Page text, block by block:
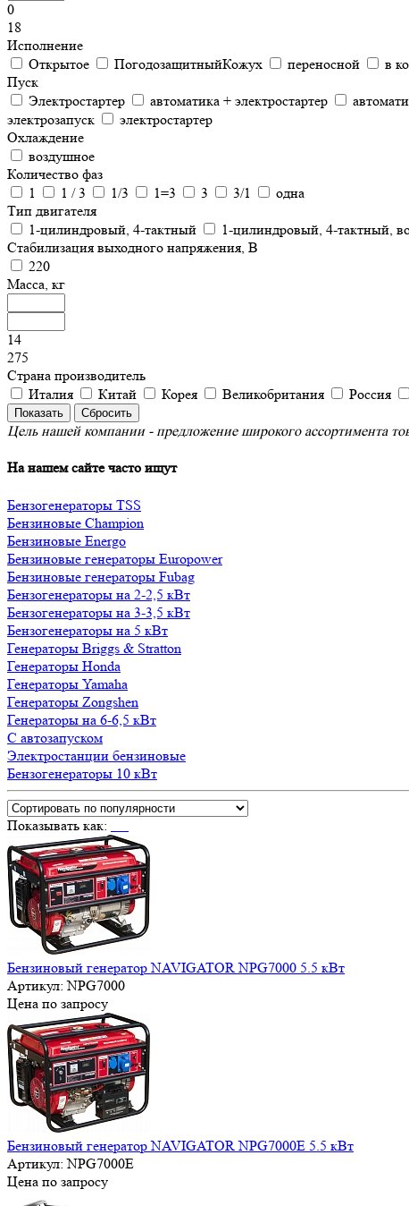
0
18
Исполнение
Открытое
ПогодозащитныйКожух переносной в
Пуск
Электростартер
автоматика + электростартер
электрозапуск
электростартер
Охлаждение
воздушное
Количество фаз
1
1 / 3 1/3 1=3 3 3/1
одна
Тип двигателя
1-цилиндровый, 4-тактный
1-цилиндровый, 4-тактный,
Стабилизация выходного напряжения, В
220
Масса, кг
14
275
Страна производитель
Италия
Китай Корея Великобритания Россия
Цель нашей компании - предложение широкого ассортимента
На нашем сайте часто ищут
Бензогенераторы TSS
Бензиновые Champion
Бензиновые Energo
Бензиновые генераторы Europower
Бензиновые генераторы Fubag
Бензогенераторы на 2-2,5 кВт
Бензогенераторы на 3-3,5 кВт
Бензогенераторы на 5 кВт
Генераторы Briggs & Stratton
Генераторы Honda
Генераторы Yamaha
Генераторы Zongshen
Генераторы на 6-6,5 кВт
С автозапуском
Электростанции бензиновые
Бензогенераторы 10 кВт
Показывать как:
Бензиновый генератор NAVIGATOR NPG7000 5.5 кВт
Артикул:NPG7000
Цена по запросу
Бензиновый генератор NAVIGATOR NPG7000E 5.5 кВт
Артикул:NPG7000E
Цена по запросу